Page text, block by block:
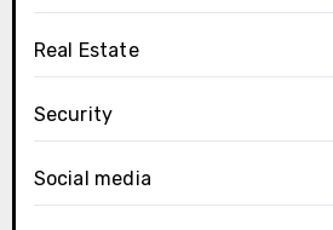
Real Estate
Security
Social media